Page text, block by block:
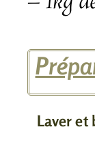
Laver et